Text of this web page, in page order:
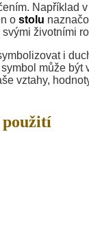
Například
o stolu
životními
i
může být
vztahy,
použití